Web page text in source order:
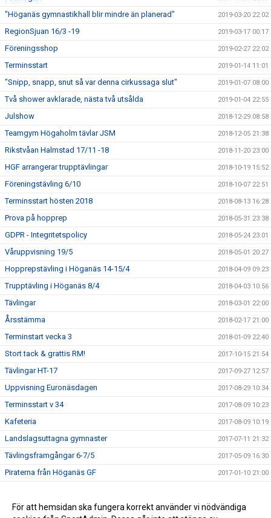
"Höganäs gymnastikhall blir mindre än planerad" 2019-03-20 22:02
RegionSjuan 16/3 -19 2019-03-17 00:17
Föreningsshop 2019-02-27 22:02
Terminsstart 2019-01-14 11:01
"Snipp, snapp, snut så var denna cirkussaga slut" 2019-01-07 08:00
Två shower avklarade, nästa två utsålda 2019-01-04 22:55
Julshow 2018-12-29 08:58
Teamgym Högaholm tävlar JSM 2018-12-05 21:38
Rikstvåan Halmstad 17/11 -18 2018-11-20 23:00
HGF arrangerar trupptävlingar 2018-10-19 15:52
Föreningstävling 6/10 2018-10-07 22:51
Terminsstart hösten 2018 2018-08-13 16:28
Prova på hopprep 2018-05-31 23:38
GDPR - Integritetspolicy 2018-05-24 23:01
Våruppvisning 19/5 2018-05-01 20:27
Hopprepstävling i Höganäs 14-15/4 2018-04-09 09:23
Trupptävling i Höganäs 8/4 2018-04-03 10:56
Tävlingar 2018-03-01 22:00
Årsstämma 2018-02-17 21:00
Terminstart vecka 3 2018-01-09 22:40
Stort tack & grattis RM! 2017-10-15 21:54
Tävlingar HT-17 2017-09-27 12:57
Uppvisning Euronäsdagen 2017-08-29 10:34
Terminsstart v 34 2017-08-09 10:23
Kafeteria 2017-08-09 10:19
Landslagsuttagna gymnaster 2017-07-11 21:32
Tävlingsframgångar 6-7/5 2017-05-09 16:30
Piraterna från Höganäs GF 2017-01-10 21:00
Swish 2015-08-31 14:03
För att hemsidan ska fungera korrekt använder vi nödvändiga